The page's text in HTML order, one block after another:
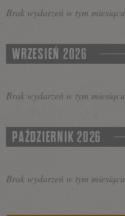
Brak wydarzeń w tym miesiącu
WRZESIEŃ 2026
Brak wydarzeń w tym miesiącu
PAŹDZIERNIK 2026
Brak wydarzeń w tym miesiącu